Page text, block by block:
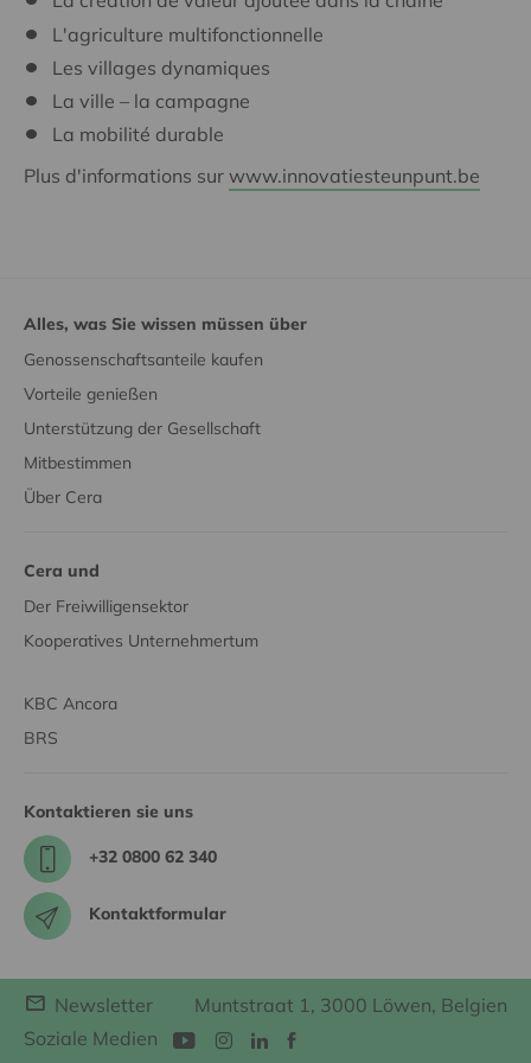
L'agriculture multifonctionnelle
Les villages dynamiques
La ville – la campagne
La mobilité durable
Plus d'informations sur www.innovatiesteunpunt.be
Alles, was Sie wissen müssen über
Genossenschaftsanteile kaufen
Vorteile genießen
Unterstützung der Gesellschaft
Mitbestimmen
Über Cera
Cera und
Der Freiwilligensektor
Kooperatives Unternehmertum
KBC Ancora
BRS
Kontaktieren sie uns
+32 0800 62 340
Kontaktformular
Newsletter
Muntstraat 1, 3000 Löwen, Belgien
Soziale Medien